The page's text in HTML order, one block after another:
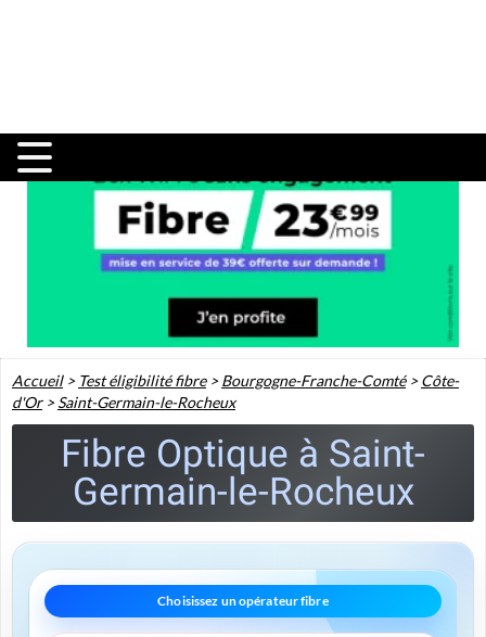
Accueil> Test éligibilité fibre>Bourgogne-Franche-Comté>Côte-
d'Or>Saint-Germain-le-Rocheux
Fibre Optique à Saint-
Germain-le-Rocheux